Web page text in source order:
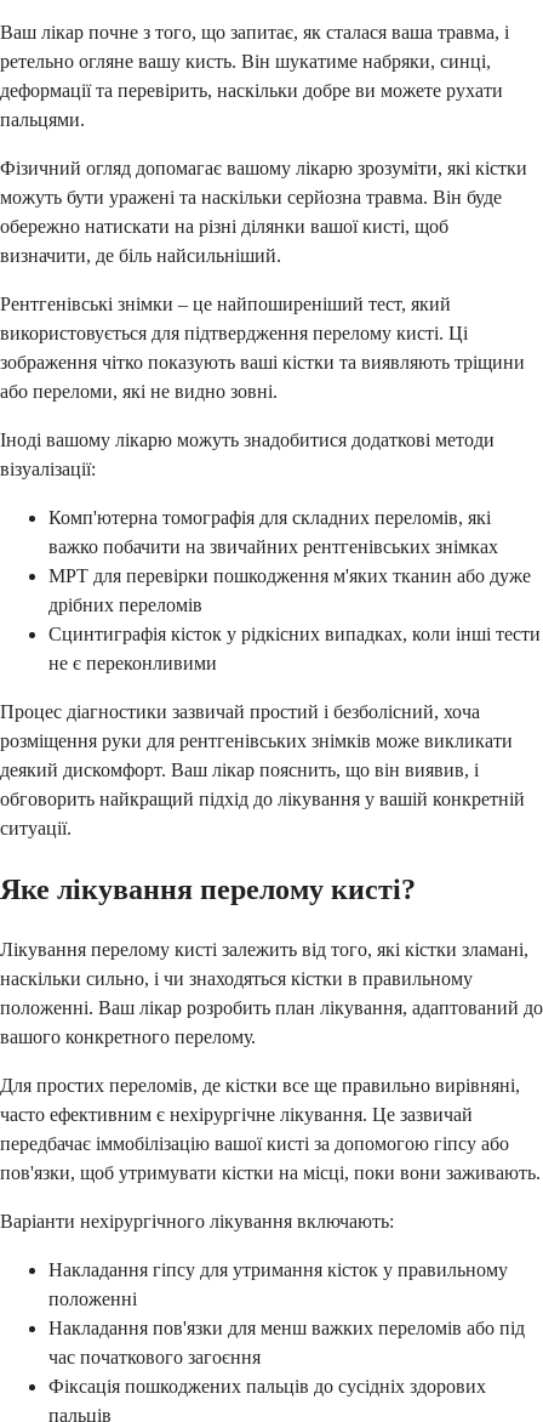
Ваш лікар почне з того, що запитає, як сталася ваша травма, і
ретельно огляне вашу кисть. Він шукатиме набряки, синці,
деформації та перевірить, наскільки добре ви можете рухати
пальцями.
Фізичний огляд допомагає вашому лікарю зрозуміти, які кістки
можуть бути уражені та наскільки серйозна травма. Він буде
обережно натискати на різні ділянки вашої кисті, щоб
визначити, де біль найсильніший.
Рентгенівські знімки – це найпоширеніший тест, який
використовується для підтвердження перелому кисті. Ці
зображення чітко показують ваші кістки та виявляють тріщини
або переломи, які не видно зовні.
Іноді вашому лікарю можуть знадобитися додаткові методи
візуалізації:
Комп'ютерна томографія для складних переломів, які
важко побачити на звичайних рентгенівських знімках
МРТ для перевірки пошкодження м'яких тканин або дуже
дрібних переломів
Сцинтиграфія кісток у рідкісних випадках, коли інші тести
не є переконливими
Процес діагностики зазвичай простий і безболісний, хоча
розміщення руки для рентгенівських знімків може викликати
деякий дискомфорт. Ваш лікар пояснить, що він виявив, і
обговорить найкращий підхід до лікування у вашій конкретній
ситуації.
Яке лікування перелому кисті?
Лікування перелому кисті залежить від того, які кістки зламані,
наскільки сильно, і чи знаходяться кістки в правильному
положенні. Ваш лікар розробить план лікування, адаптований до
вашого конкретного перелому.
Для простих переломів, де кістки все ще правильно вирівняні,
часто ефективним є нехірургічне лікування. Це зазвичай
передбачає іммобілізацію вашої кисті за допомогою гіпсу або
пов'язки, щоб утримувати кістки на місці, поки вони заживають.
Варіанти нехірургічного лікування включають:
Накладання гіпсу для утримання кісток у правильному
положенні
Накладання пов'язки для менш важких переломів або під
час початкового загоєння
Фіксація пошкоджених пальців до сусідніх здорових
пальців